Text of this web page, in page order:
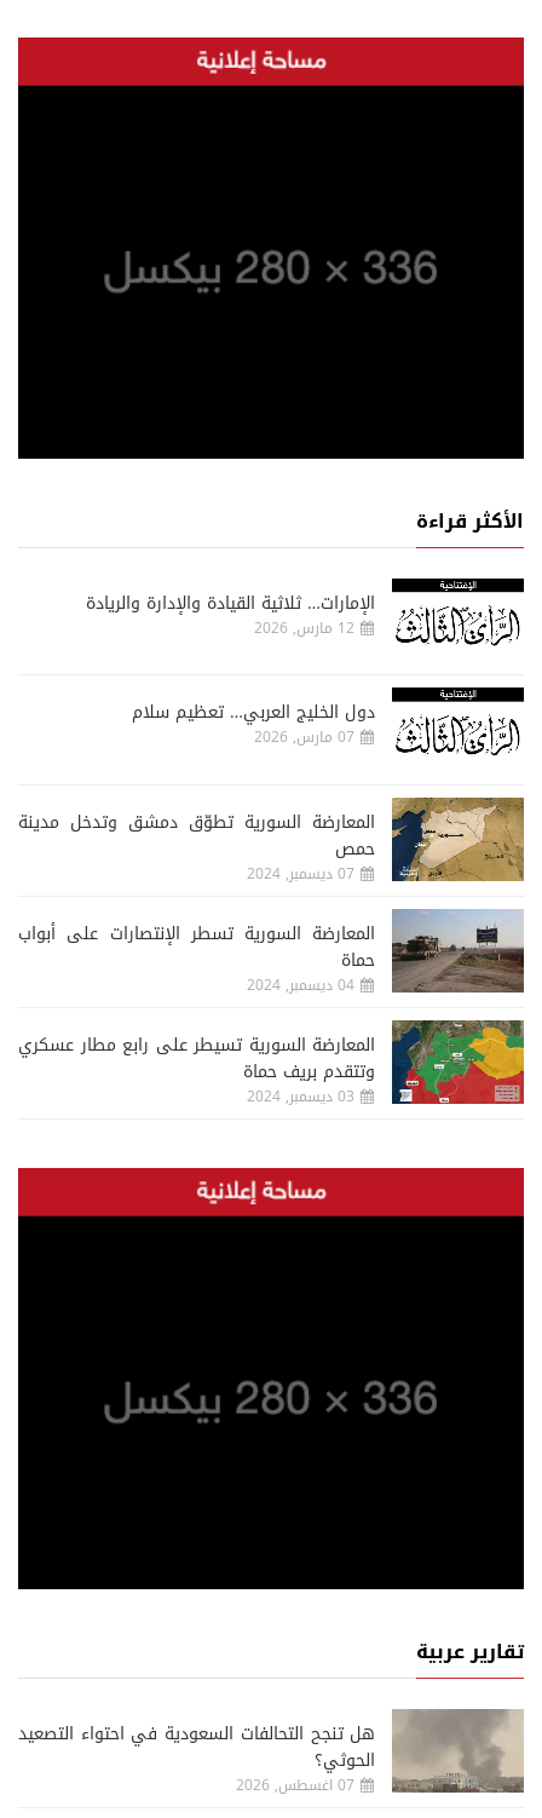
الأكثر قراءة
الإمارات… ثلاثية القيادة والإدارة والريادة
12 مارس, 2026
دول الخليج العربي… تعظيم سلام
07 مارس, 2026
المعارضة السورية تطوّق دمشق وتدخل مدينة
حمص
07 ديسمبر, 2024
المعارضة السورية تسطر الإنتصارات على أبواب
حماة
04 ديسمبر, 2024
المعارضة السورية تسيطر على رابع مطار عسكري
وتتقدم بريف حماة
03 ديسمبر, 2024
تقارير عربية
هل تنجح التحالفات السعودية في احتواء التصعيد
الحوثي؟
07 اغسطس, 2026